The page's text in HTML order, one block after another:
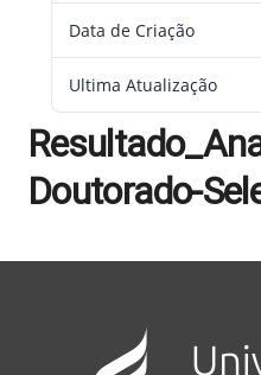
Data de Criação
Ultima Atualização
Doutorado-